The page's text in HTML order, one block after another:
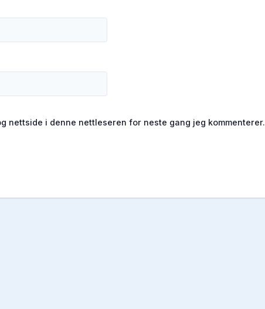
nettside i denne nettleseren for neste gang jeg kommenterer.